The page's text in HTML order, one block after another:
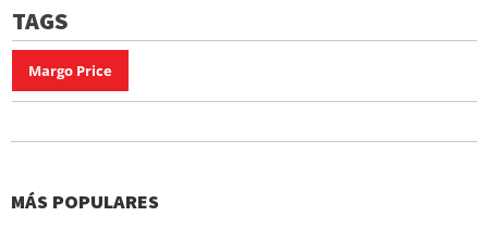
TAGS
Margo Price
MÁS POPULARES